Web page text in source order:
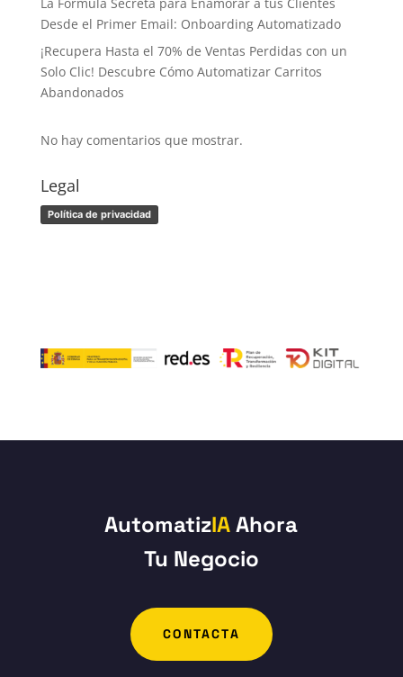
Desde el Primer Email: Onboarding Automatizado
¡Recupera Hasta el 70% de Ventas Perdidas con un
Solo Clic! Descubre Cómo Automatizar Carritos
Abandonados
No hay comentarios que mostrar.
Legal
Política de privacidad
AutomatizIAAhora
Tu Negocio
CONTACTA